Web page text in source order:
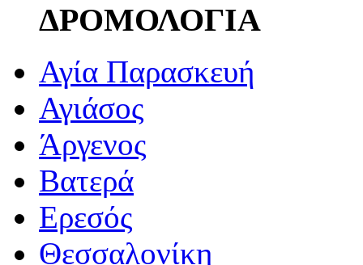
ΔΡΟΜΟΛΟΓΙΑ
Αγία Παρασκευή
Αγιάσος
Άργενος
Βατερά
Ερεσός
Θεσσαλονίκη